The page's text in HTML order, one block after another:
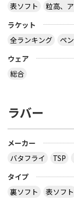
表ソフト
粒高、
ラケット
全ランキング
ペ
ウェア
総合
ラバー
メーカー
バタフライ
TSP
タイプ
裏ソフト
表ソフト